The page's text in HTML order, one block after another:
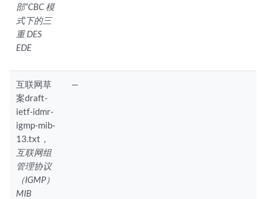
部”CBC 模
式下的三
重 DES
EDE
互联网草
案draft-
ietf-idmr-
igmp-mib-
13.txt，
互联网组
管理协议
（IGMP）
MIB
—